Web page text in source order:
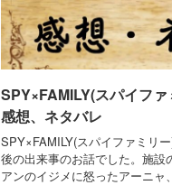
SPY×FAMILY(スパイフ
感想、ネタバレ
SPY×FAMILY(スパイファミリ
後の出来事のお話でした。施設
アンのイジメに怒ったアーニャ